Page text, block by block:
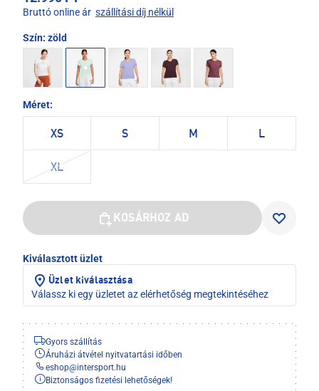
Bruttó online ár szállítási díj nélkül
Szín: zöld
Méret:
XS S M L
XL
KOSÁRHOZ AD
Kiválasztott üzlet
Üzlet kiválasztása
Válassz ki egy üzletet az elérhetőség megtekintéséhez
Gyors szállítás
Áruházi átvétel nyitvatartási időben
eshop@intersport.hu
Biztonságos fizetési lehetőségek!